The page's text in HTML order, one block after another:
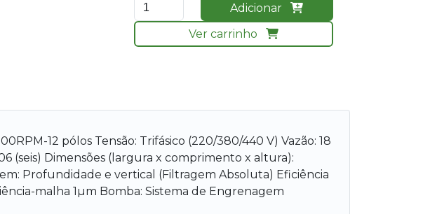
Adicionar
Ver carrinho
12 pólos Tensão: Trifásico (220/380/440 V) Vazão: 18
(seis) Dimensões (largura x comprimento x altura):
Profundidade e vertical (Filtragem Absoluta) Eficiência
malha 1µm Bomba: Sistema de Engrenagem